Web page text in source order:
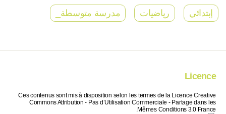
إبتدائي رياضيات مدرسة متوسطة_
Licence
Ces contenus sont mis à disposition selon les termes de la Licence Creative
Commons Attribution - Pas d’Utilisation Commerciale - Partage dans les
Mêmes Conditions 3.0 France.